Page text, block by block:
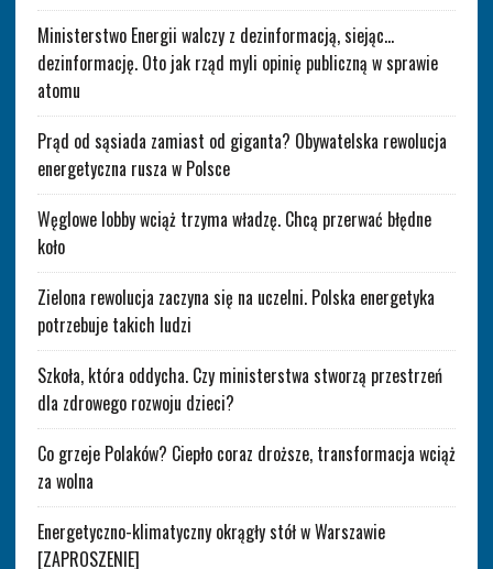
Ministerstwo Energii walczy z dezinformacją, siejąc…
dezinformację. Oto jak rząd myli opinię publiczną w sprawie
atomu
Prąd od sąsiada zamiast od giganta? Obywatelska rewolucja
energetyczna rusza w Polsce
Węglowe lobby wciąż trzyma władzę. Chcą przerwać błędne
koło
Zielona rewolucja zaczyna się na uczelni. Polska energetyka
potrzebuje takich ludzi
Szkoła, która oddycha. Czy ministerstwa stworzą przestrzeń
dla zdrowego rozwoju dzieci?
Co grzeje Polaków? Ciepło coraz droższe, transformacja wciąż
za wolna
Energetyczno-klimatyczny okrągły stół w Warszawie
[ZAPROSZENIE]